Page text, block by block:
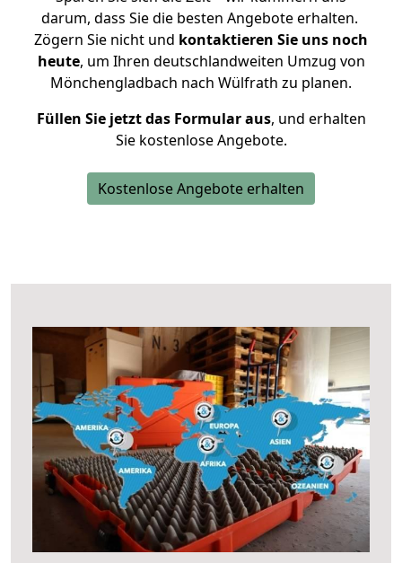
darum, dass Sie die besten Angebote erhalten.
Zögern Sie nicht und kontaktieren Sie uns noch
heute, um Ihren deutschlandweiten Umzug von
Mönchengladbach nach Wülfrath zu planen.
Füllen Sie jetzt das Formular aus, und erhalten
Sie kostenlose Angebote.
Kostenlose Angebote erhalten